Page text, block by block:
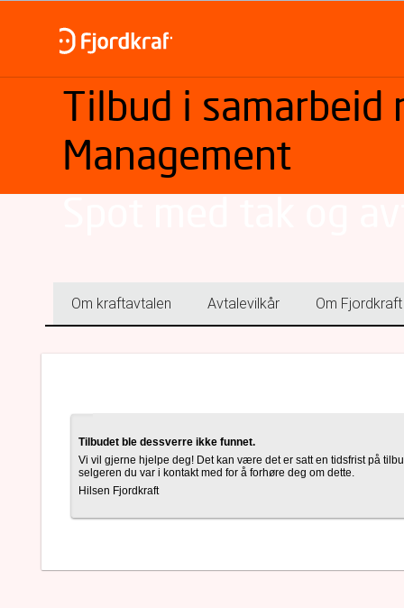
Tilbud i samarbeid
Management
Om kraftavtalen Avtalevilkår Om Fjordkraft
Tilbudet ble dessverre ikke funnet.
Vi vil gjerne hjelpe deg! Det kan være det er satt en tidsfrist på
selgeren du var i kontakt med for å forhøre deg om dette.
Hilsen Fjordkraft